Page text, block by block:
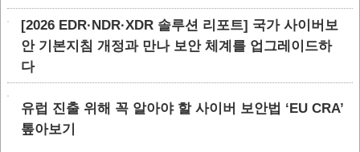
[2026 EDR·NDR·XDR 솔루션 리포트] 국가 사이버보
안 기본지침 개정과 만나 보안 체계를 업그레이드하
다
유럽 진출 위해 꼭 알아야 할 사이버 보안법 ‘EU CRA’
톺아보기